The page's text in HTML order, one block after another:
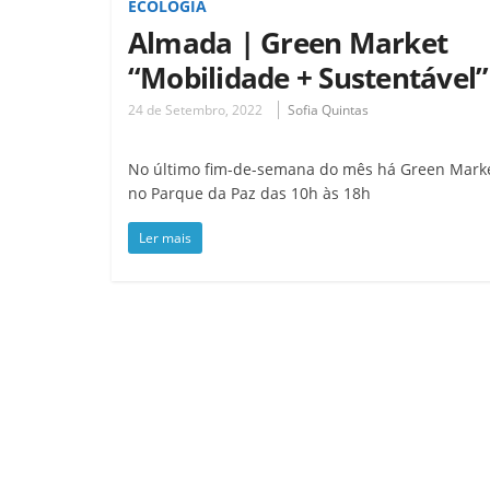
ECOLOGIA
Almada | Green Market
“Mobilidade + Sustentável”
24 de Setembro, 2022 Sofia Quintas
No último fim-de-semana do mês há Green
no Parque da Paz das 10h às 18h
Ler mais